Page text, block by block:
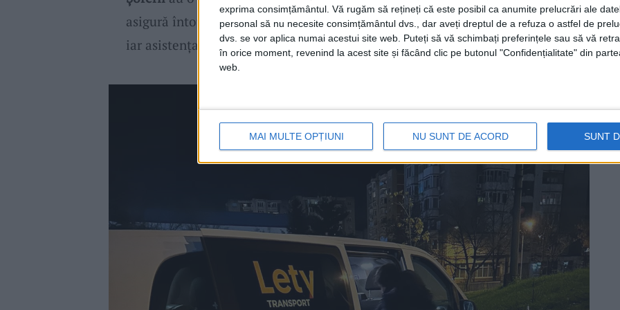
exprima consimțământul. Vă rugăm să rețineți că este posibil ca anumite prelucrări ale
personal să nu necesite consimțământul dvs., dar aveți dreptul de a refuza o astfel de
dvs. se vor aplica numai acestui site web. Puteți să vă schimbați preferințele sau să vă
în orice moment, revenind la acest site și făcând clic pe butonul "Confidențialitate" din
web.
MAI MULTE OPȚIUNI NU SUNT DE ACORD SUNT
asigură întotdeauna o călătorie liniștită.Microbuzelesunt noi, verificate,
iar asistența în timpulîmbarcăriieste nelipsită.